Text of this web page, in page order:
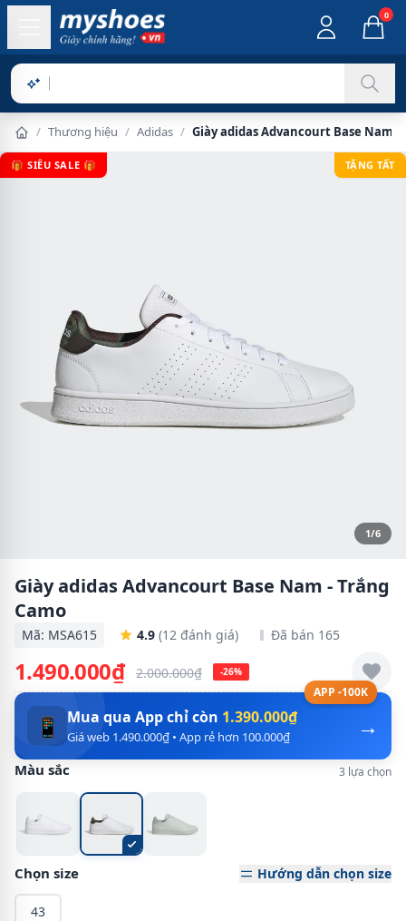
0
Sản phẩm
/ Thương hiệu / Adidas / Giày adidas Advancourt Base Nam -
🎁 SIÊU SALE 🎁 TẶNG TẤT
1/6
Giày adidas Advancourt Base Nam - Trắng
Camo
Mã: MSA615 4.9 (12 đánh giá) Đã bán 165
1.490.000₫ 2.000.000₫ -26%
APP -100K
→
📱 Mua qua App chỉ còn 1.390.000₫
Giá web 1.490.000₫ • App rẻ hơn 100.000₫
Màu sắc 3 lựa chọn
Chọn size Hướng dẫn chọn size
43